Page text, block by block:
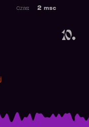
10.
2 msc
Czas: